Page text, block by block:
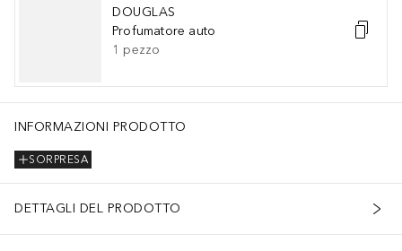
DOUGLAS
Profumatore auto
1 pezzo
INFORMAZIONI PRODOTTO
SORPRESA
DETTAGLI DEL PRODOTTO